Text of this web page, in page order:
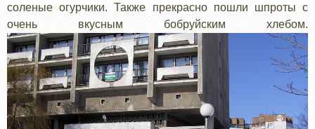
соленые огурчики. Также прекрасно пошли шпроты с
очень вкусным бобруйским хлебом.